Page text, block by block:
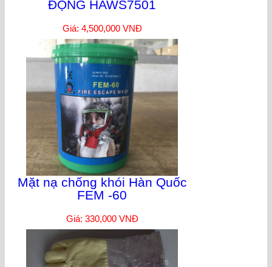
ĐỘNG HAWS7501
Giá: 4,500,000 VNĐ
Mặt nạ chống khói Hàn Quốc
FEM -60
Giá: 330,000 VNĐ